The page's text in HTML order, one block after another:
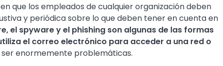
que los empleados de cualquier organización deben
y periódica sobre lo que deben tener en cuenta en
el spyware y el phishing son algunas de las formas
el correo electrónico para acceder a una red o
ser enormemente problemáticas.